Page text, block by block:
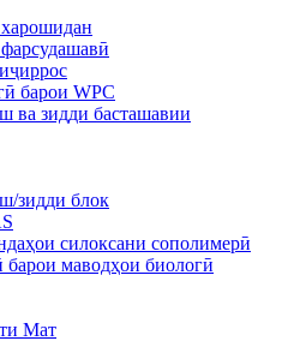
барои WPC
ва зидди басташавии
зидди блок
силоксани сополимерӣ
маводҳои биологӣ
Мат